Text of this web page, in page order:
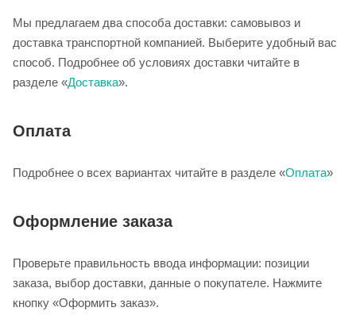
Мы предлагаем два способа доставки: самовывоз и
доставка транспортной компанией. Выберите удобный вас
способ. Подробнее об условиях доставки читайте в
разделе «Доставка».
Оплата
Подробнее о всех вариантах читайте в разделе «Оплата»
Оформление заказа
Проверьте правильность ввода информации: позиции
заказа, выбор доставки, данные о покупателе. Нажмите
кнопку «Оформить заказ».